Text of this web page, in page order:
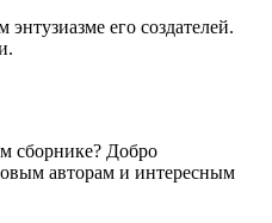
его создателей.
сборнике? Добро
авторам и интересным